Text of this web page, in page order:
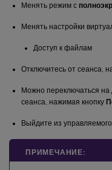
Менять режим с
Менять настройки
Доступ к файлам
Отключитесь от сеанса,
Можно переключаться на
сеанса, нажимая кнопку
Выйдите из
ПРИМЕЧАНИЕ: